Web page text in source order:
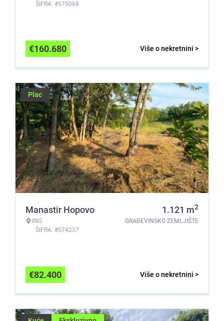
ŠIFRA: #575068
Više o nekretnini >
€160.680
Plac
Manastir Hopovo
IRIG
ŠIFRA: #574237
1.121 m2
GRAĐEVINSKO ZEMLJIŠTE
Više o nekretnini >
€82.400